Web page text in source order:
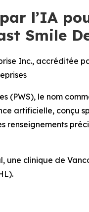
l’IA
Smile
Inc., accréditée
(PWS), le nom
artificielle, conçu
renseignements
une clinique de